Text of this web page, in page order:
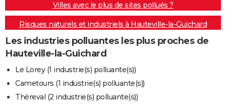
CARTE DE VOEUX
Carte de Noël
Carte Bonne année
Carte Saint-Valentin
Carte Pâques
Carte d'anniversaire
DICTIONNAIRE
Dictionnaire
Biographies
Citations
Expressions
Proverbes
PROGRAMME TV
COPAINS D'AVANT
S'inscrire
Se connecter
Lycées
Collèges
Primaires
Universités
Entreprises
Service militaire
Avis de recherche
Villes avec le plus de sites pollués ?
Risques naturels et industriels à Hauteville-la-Guichard
Les industries polluantes les plus proches de
Hauteville-la-Guichard
Le Lorey (1 industrie(s) polluante(s))
Cametours (1 industrie(s) polluante(s))
Thèreval (2 industrie(s) polluante(s))